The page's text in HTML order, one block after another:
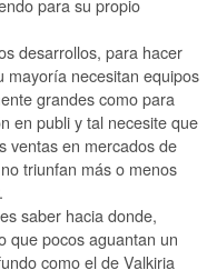
para su propio
desarrollos, para hacer
mayoría necesitan equipos
grandes como para
en publi y tal necesite que
ventas en mercados de
triunfan más o menos
saber hacia donde,
que pocos aguantan un
como el de Valkiria